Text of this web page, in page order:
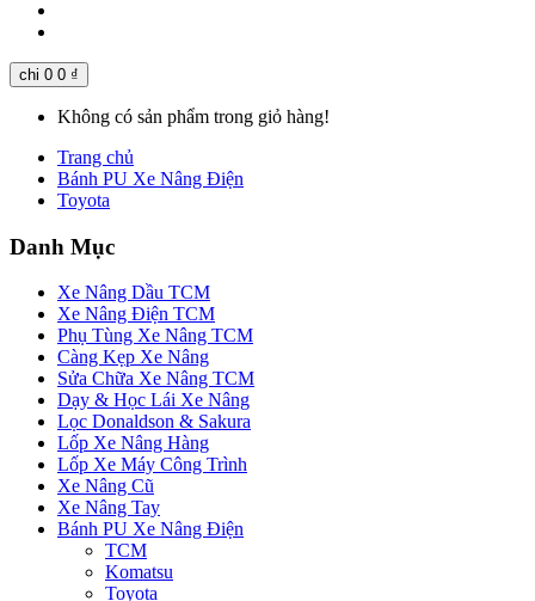
chi 0 0 ₫
Không có sản phẩm trong giỏ hàng!
Trang chủ
Bánh PU Xe Nâng Điện
Toyota
Danh Mục
Xe Nâng Dầu TCM
Xe Nâng Điện TCM
Phụ Tùng Xe Nâng TCM
Càng Kẹp Xe Nâng
Sửa Chữa Xe Nâng TCM
Dạy & Học Lái Xe Nâng
Lọc Donaldson & Sakura
Lốp Xe Nâng Hàng
Lốp Xe Máy Công Trình
Xe Nâng Cũ
Xe Nâng Tay
Bánh PU Xe Nâng Điện
TCM
Komatsu
Toyota